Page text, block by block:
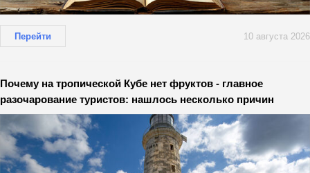
Перейти 10 августа 2026
Почему на тропической Кубе нет фруктов - главное
разочарование туристов: нашлось несколько причин